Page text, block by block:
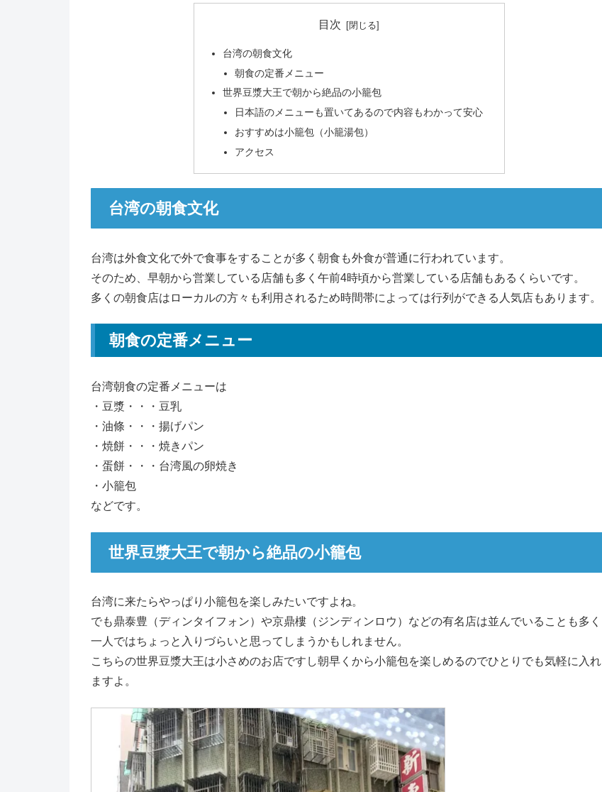
目次
台湾の朝食文化
朝食の定番メニュー
世界豆漿大王で朝から絶品の小籠包
日本語のメニューも置いてあるので内容もわかって安心
おすすめは小籠包（小籠湯包）
アクセス
台湾の朝食文化
台湾は外食文化で外で食事をすることが多く朝食も外食が普通に行われています。
そのため、早朝から営業している店舗も多く午前4時頃から営業している店舗もあるくらいです。
多くの朝食店はローカルの方々も利用されるため時間帯によっては行列ができる人気店もあります。
朝食の定番メニュー
台湾朝食の定番メニューは
・豆漿・・・豆乳
・油條・・・揚げパン
・焼餅・・・焼きパン
・蛋餅・・・台湾風の卵焼き
・小籠包
などです。
世界豆漿大王で朝から絶品の小籠包
台湾に来たらやっぱり小籠包を楽しみたいですよね。
でも鼎泰豊（ディンタイフォン）や京鼎樓（ジンディンロウ）などの有名店は並んでいることも多く
一人ではちょっと入りづらいと思ってしまうかもしれません。
こちらの世界豆漿大王は小さめのお店ですし朝早くから小籠包を楽しめるのでひとりでも気軽に入れ
ますよ。